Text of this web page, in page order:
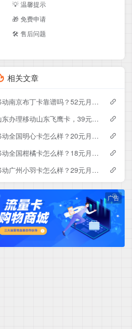
💡 温馨提示
🎁 免费申请
🛠️ 售后问题
相关文章
移动南京布丁卡靠谱吗？52元月租包110G+200分钟实测分享
山东办理移动山东飞鹰卡，39元月租包100G+300分钟
移动全国明心卡怎么样？20元月租包350G+200分钟+会员——移动流量卡测评
移动全国柑橘卡怎么样？18元月租包160G+100分钟+会员——移动流量卡测评
移动广州小羽卡怎么样？29元月租包150G+100分钟+会员——移动流量卡测评
广告